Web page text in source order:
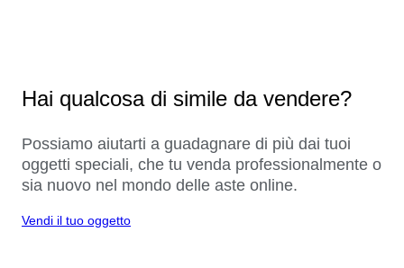
Hai qualcosa di simile da vendere?
Possiamo aiutarti a guadagnare di più dai tuoi
oggetti speciali, che tu venda professionalmente o
sia nuovo nel mondo delle aste online.
Vendi il tuo oggetto